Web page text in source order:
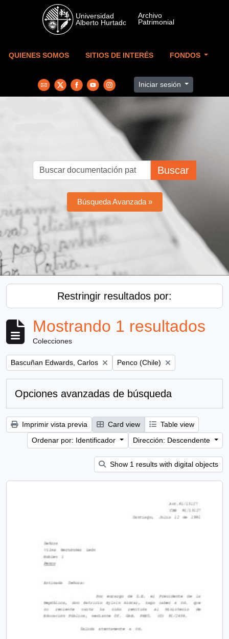
Skip to main content
QUIENES SOMOS SITIOS DE INTERÉS FONDOS
Iniciar sesión
Buscar
Búsqueda Avanzada »
Restringir resultados por:
Mostrando 1 resultados
Colecciones
Remove filter:
Bascuñan Edwards, Carlos Remove filter:
Penco (Chile)
Opciones avanzadas de búsqueda
Imprimir vista previa Card view
Table view
Ordenar por: Identificador
Dirección: Descendente
Show 1 results with digital objects